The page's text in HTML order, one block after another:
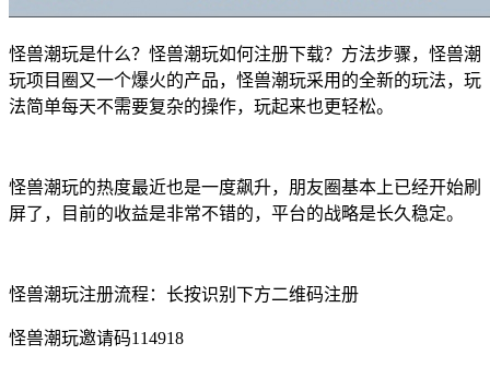
怪兽潮玩是什么？怪兽潮玩如何注册下载？方法步骤，怪兽潮
玩项目圈又一个爆火的产品，怪兽潮玩采用的全新的玩法，玩
法简单每天不需要复杂的操作，玩起来也更轻松。
怪兽潮玩的热度最近也是一度飙升，朋友圈基本上已经开始刷
屏了，目前的收益是非常不错的，平台的战略是长久稳定。
怪兽潮玩注册流程：长按识别下方二维码注册
怪兽潮玩邀请码114918